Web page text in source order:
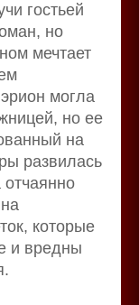
гостьей
но
мечтает
могла
но ее
на
развилась
которые
и вредны